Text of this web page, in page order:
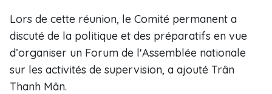
Lors de cette réunion, le Comité permanent a
discuté de la politique et des préparatifs en vue
d’organiser un Forum de l'Assemblée nationale
sur les activités de supervision, a ajouté Trân
Thanh Mân.